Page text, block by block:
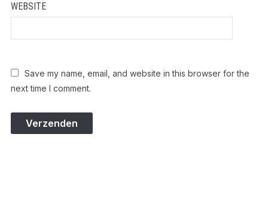
WEBSITE
Save my name, email, and website in this browser for the
next time I comment.